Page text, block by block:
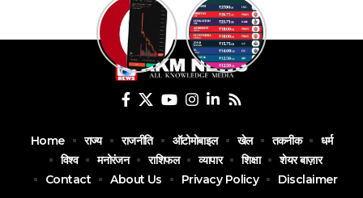
Home राज्य राजनीति ऑटोमोबाइल खेल तकनीक
धर्म
विश्व
मनोरंजन राशिफल व्यापार शिक्षा
शेयर बाज़ार
Contact
About Us Privacy Policy Disclaimer